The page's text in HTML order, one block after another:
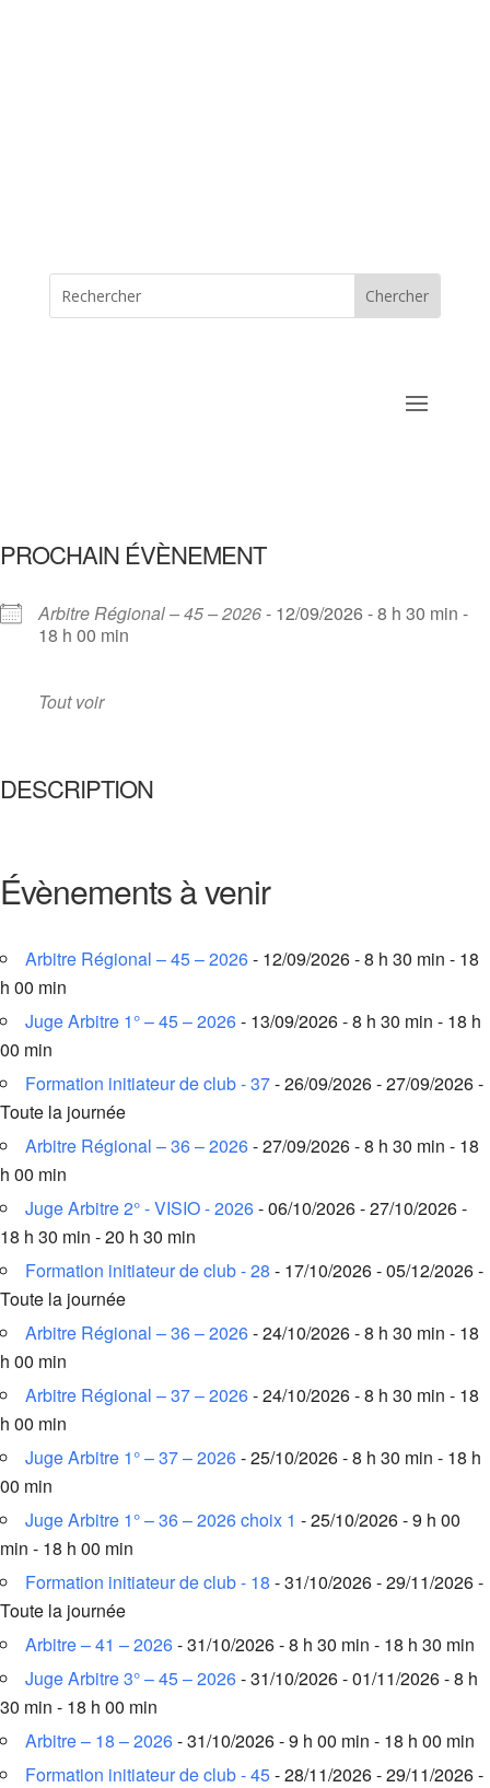
PROCHAIN ÉVÈNEMENT
Arbitre Régional – 45 – 2026- 12/09/2026 - 8 h 30 min -
18 h 00 min
Tout voir
DESCRIPTION
Évènements à venir
Arbitre Régional – 45 – 2026- 12/09/2026 - 8 h 30 min - 18
h 00 min
Juge Arbitre 1° – 45 – 2026- 13/09/2026 - 8 h 30 min - 18 h
00 min
Formation initiateur de club - 37- 26/09/2026 - 27/09/2026 -
Toute la journée
Arbitre Régional – 36 – 2026- 27/09/2026 - 8 h 30 min - 18
h 00 min
Juge Arbitre 2° - VISIO - 2026- 06/10/2026 - 27/10/2026 -
18 h 30 min - 20 h 30 min
Formation initiateur de club - 28 - 17/10/2026 - 05/12/2026 -
Toute la journée
Arbitre Régional – 36 – 2026- 24/10/2026 - 8 h 30 min - 18
h 00 min
Arbitre Régional – 37 – 2026- 24/10/2026 - 8 h 30 min - 18
h 00 min
Juge Arbitre 1° – 37 – 2026- 25/10/2026 - 8 h 30 min - 18 h
00 min
Juge Arbitre 1° – 36 – 2026 choix 1 - 25/10/2026 - 9 h 00
min - 18 h 00 min
Formation initiateur de club - 18 - 31/10/2026 - 29/11/2026 -
Toute la journée
Arbitre – 41 – 2026- 31/10/2026 - 8 h 30 min - 18 h 30 min
Juge Arbitre 3° – 45 – 2026- 31/10/2026 - 01/11/2026 - 8 h
30 min - 18 h 00 min
Arbitre – 18 – 2026- 31/10/2026 - 9 h 00 min - 18 h 00 min
Formation initiateur de club - 45- 28/11/2026 - 29/11/2026 -